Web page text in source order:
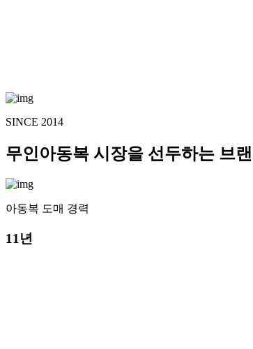
SINCE 2014
무인아동복 시장을 선두하는 브
아동복 도매 경력
11년